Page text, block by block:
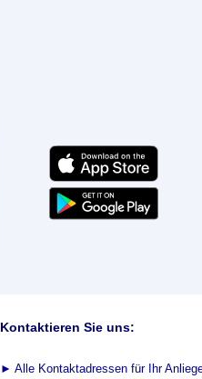
Kontaktieren Sie uns:
► Alle Kontaktadressen für Ihr